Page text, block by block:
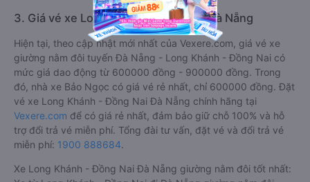
3. Giá vé xe Long Khánh - Đồng Nai Đà Nẵng
Hiện tại, theo cập nhật mới nhất của Vexere.com, giá vé xe
giường nằm đôi tuyến Đà Nẵng - Long Khánh - Đồng Nai có
mức giá dao động từ 600000 đồng - 900000 đồng. Trong
đó, nhà xe Bảo Ngọc có giá vé rẻ nhất, chỉ 600000 đồng. Đặt
vé xe Long Khánh - Đồng Nai Đà Nẵng chính hãng tại
Vexere.com để có giá rẻ nhất, đảm bảo giữ chỗ 100% và hỗ
trợ đổi trả vé miễn phí. Tổng đài tư vấn, đặt vé và đổi trả vé
miễn phí: 1900 888684.
Xe Long Khánh - Đồng Nai Đà Nẵng giường nằm đôi tốt nhất: